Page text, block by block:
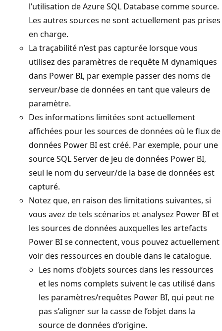
l’utilisation de Azure SQL Database comme source.
Les autres sources ne sont actuellement pas prises
en charge.
La traçabilité n’est pas capturée lorsque vous
utilisez des paramètres de requête M dynamiques
dans Power BI, par exemple passer des noms de
serveur/base de données en tant que valeurs de
paramètre.
Des informations limitées sont actuellement
affichées pour les sources de données où le flux de
données Power BI est créé. Par exemple, pour une
source SQL Server de jeu de données Power BI,
seul le nom du serveur/de la base de données est
capturé.
Notez que, en raison des limitations suivantes, si
vous avez de tels scénarios et analysez Power BI et
les sources de données auxquelles les artefacts
Power BI se connectent, vous pouvez actuellement
voir des ressources en double dans le catalogue.
Les noms d’objets sources dans les ressources
et les noms complets suivent le cas utilisé dans
les paramètres/requêtes Power BI, qui peut ne
pas s’aligner sur la casse de l’objet dans la
source de données d’origine.